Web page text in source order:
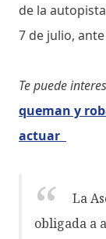
de la
7 de julio,
Te puede
queman y
actuar
La
obligada a